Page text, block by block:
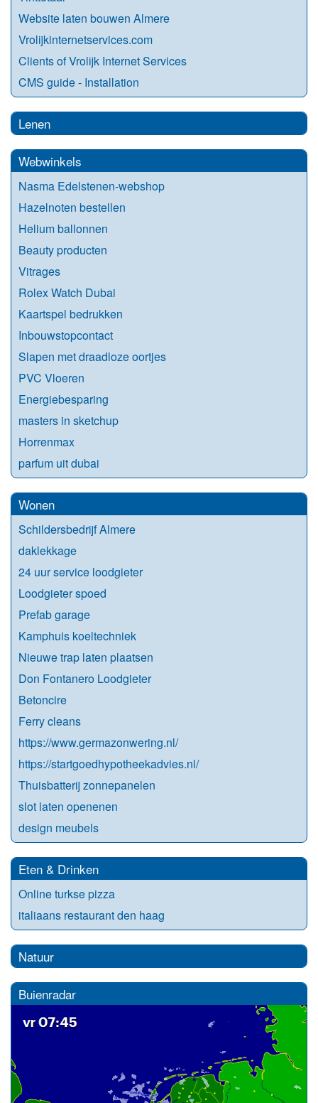
Website laten bouwen Almere
Vrolijkinternetservices.com
Clients of Vrolijk Internet Services
CMS guide - Installation
Lenen
Webwinkels
Nasma Edelstenen-webshop
Hazelnoten bestellen
Helium ballonnen
Beauty producten
Vitrages
Rolex Watch Dubai
Kaartspel bedrukken
Inbouwstopcontact
Slapen met draadloze oortjes
PVC Vloeren
Energiebesparing
masters in sketchup
Horrenmax
parfum uit dubai
Wonen
Schildersbedrijf Almere
daklekkage
24 uur service loodgieter
Loodgieter spoed
Prefab garage
Kamphuis koeltechniek
Nieuwe trap laten plaatsen
Don Fontanero Loodgieter
Betoncire
Ferry cleans
https://www.germazonwering.nl/
https://startgoedhypotheekadvies.nl/
Thuisbatterij zonnepanelen
slot laten openenen
design meubels
Eten & Drinken
Online turkse pizza
italiaans restaurant den haag
Natuur
Buienradar